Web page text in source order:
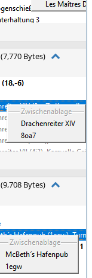
(7,770 Bytes)
(9,708 Bytes)